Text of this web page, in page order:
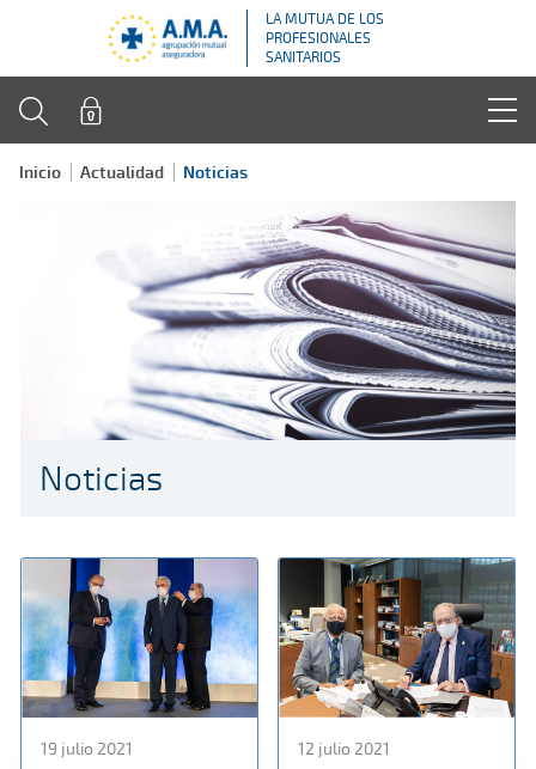
LA MUTUA DE LOS
PROFESIONALES
SANITARIOS
Inicio Actualidad Noticias
Noticias
19 julio 2021 12 julio 2021